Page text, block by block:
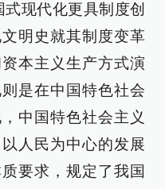
现代化更具制度创
明史就其制度变革
本主义生产方式演
是在中国特色社会
中国特色社会主义
人民为中心的发展
要求，规定了我国